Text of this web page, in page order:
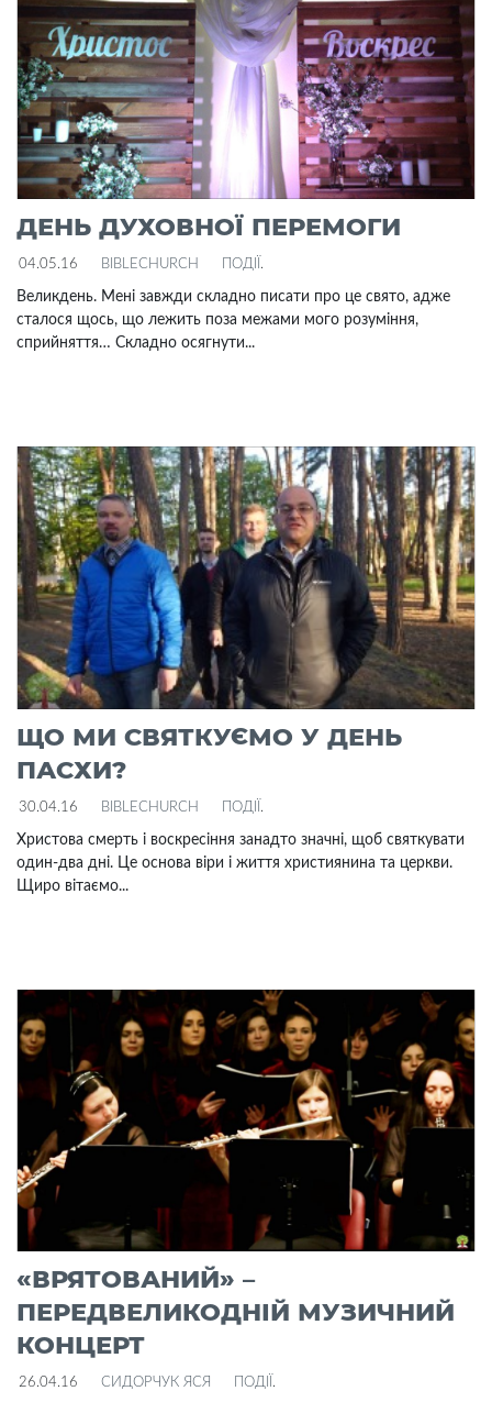
ДЕНЬ ДУХОВНОЇ ПЕРЕМОГИ
04.05.16 BIBLECHURCH ПОДІЇ .
Великдень. Мені завжди складно писати про це свято, адже
сталося щось, що лежить поза межами мого розуміння,
сприйняття… Складно осягнути...
ЩО МИ СВЯТКУЄМО У ДЕНЬ
ПАСХИ?
30.04.16 BIBLECHURCH ПОДІЇ .
Христова смерть і воскресіння занадто значні, щоб святкувати
один-два дні. Це основа віри і життя християнина та церкви.
Щиро вітаємо...
«ВРЯТОВАНИЙ» –
ПЕРЕДВЕЛИКОДНІЙ МУЗИЧНИЙ
КОНЦЕРТ
26.04.16 СИДОРЧУК ЯСЯ ПОДІЇ .